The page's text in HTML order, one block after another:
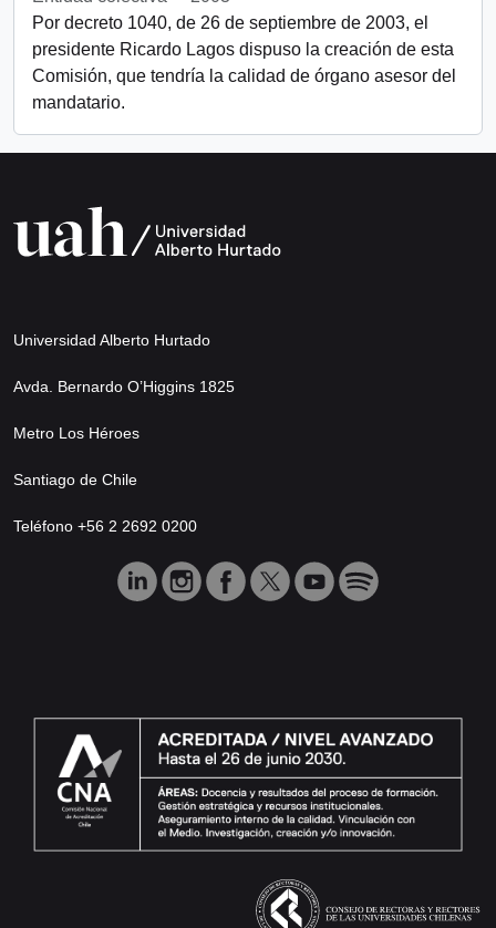
Por decreto 1040, de 26 de septiembre de 2003, el
presidente Ricardo Lagos dispuso la creación de esta
Comisión, que tendría la calidad de órgano asesor del
mandatario.
Universidad Alberto Hurtado
Avda. Bernardo O’Higgins 1825
Metro Los Héroes
Santiago de Chile
Teléfono +56 2 2692 0200